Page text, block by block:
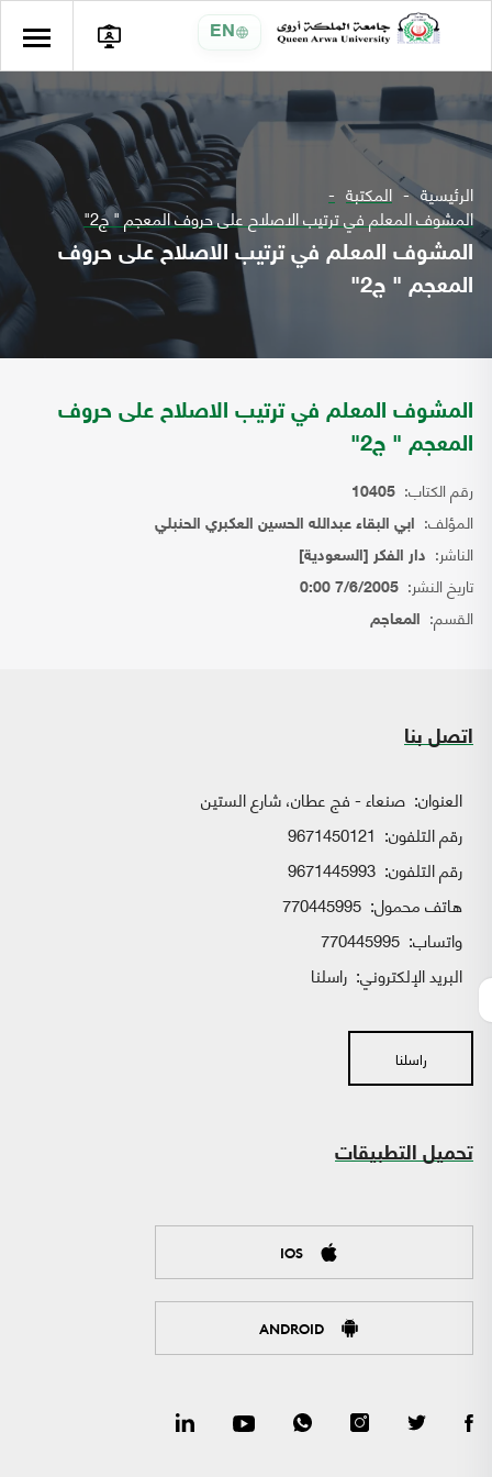
EN
الرئيسية المكتبة
المشوف المعلم في ترتيب الاصلاح على حروف المعجم " ج2"
المشوف المعلم في ترتيب الاصلاح على حروف
المعجم " ج2"
المشوف المعلم في ترتيب الاصلاح على حروف
المعجم " ج2"
رقم الكتاب: 10405
المؤلف: ابي البقاء عبدالله الحسين العكبري الحنبلي
الناشر: دار الفكر [السعودية]
تاريخ النشر: 7/6/2005 0:00
القسم: المعاجم
اتصل بنا
العنوان: صنعاء - فج عطان، شارع الستين
رقم التلفون: 9671450121
رقم التلفون: 9671445993
هاتف محمول: 770445995
واتساب:
البريد الإلكتروني: راسلنا
راسلنا
تحميل التطبيقات
IOS
ANDROID